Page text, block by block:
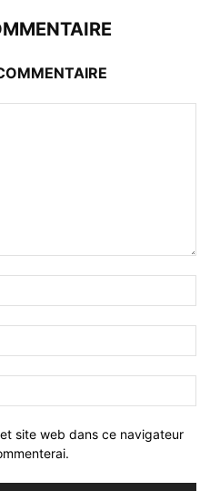
site web dans ce navigateur